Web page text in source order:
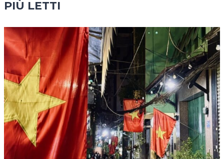
PIÙ LETTI